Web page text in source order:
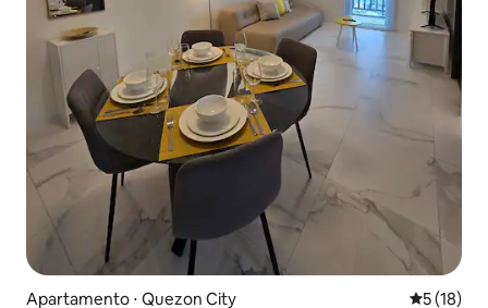
Apartamento ⋅ Quezon City 5 de uma
5 (18)